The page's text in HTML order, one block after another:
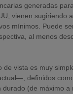
generadas
vienen sugiriendo
mínimos. Puede
al menos
de vista es muy
definidos
durado (de máximo